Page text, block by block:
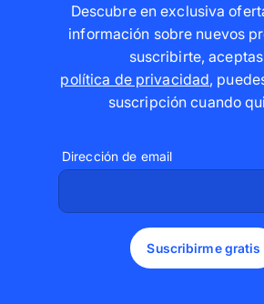
Descubre en exclusiva
información sobre nuevos
suscribirte,
política de privacidad,
suscripción cuando
Dirección de email
Suscribirme gratis